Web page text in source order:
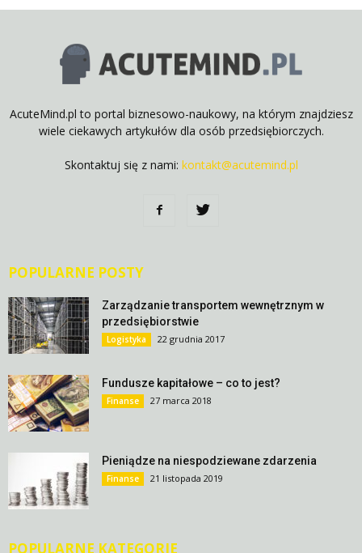
AcuteMind.pl to portal biznesowo-naukowy, na którym znajdziesz
wiele ciekawych artykułów dla osób przedsiębiorczych.
Skontaktuj się z nami: kontakt@acutemind.pl
POPULARNE POSTY
Zarządzanie transportem wewnętrznym w
przedsiębiorstwie
Logistyka 22 grudnia 2017
Fundusze kapitałowe – co to jest?
Finanse 27 marca 2018
Pieniądze na niespodziewane zdarzenia
Finanse 21 listopada 2019
POPULARNE KATEGORIE